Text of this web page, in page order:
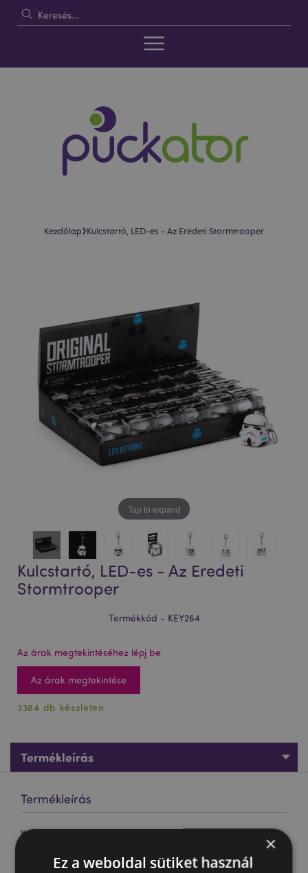
Kezdőlap›Kulcstartó, LED-es - Az Eredeti Stormtrooper
Tap to expand
Kulcstartó, LED-es - Az Eredeti
Stormtrooper
Termékkód - KEY264
Az árak megtekintéséhez lépj be
Az árak megtekintése
3384 db készleten
Termékleírás
Termékleírás
Kulcstartó, LED-es - Az Eredeti Stormtrooper ×
Ez a weboldal sütiket használ